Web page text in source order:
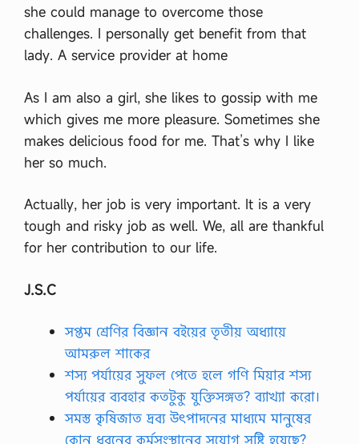
a
k
s
she could manage to overcome those
challenges. I personally get benefit from that
lady. A service provider at home
As I am also a girl, she likes to gossip with me
which gives me more pleasure. Sometimes she
makes delicious food for me. That’s why I like
her so much.
Actually, her job is very important. It is a very
tough and risky job as well. We, all are thankful
for her contribution to our life.
J.S.C
সপ্তম শ্রেণির বিজ্ঞান বইয়ের তৃতীয় অধ্যায়ে
আমরুল শাকের
শস্য পর্যায়ের সুফল পেতে হলে গণি মিয়ার শস্য
পর্যায়ের ব্যবহার কতটুকু যুক্তিসঙ্গত? ব্যাখ্যা করো।
সমস্ত কৃষিজাত দ্রব্য উৎপাদনের মাধ্যমে মানুষের
কোন ধরনের কর্মসংস্থানের সুযোগ সৃষ্টি হয়েছে?